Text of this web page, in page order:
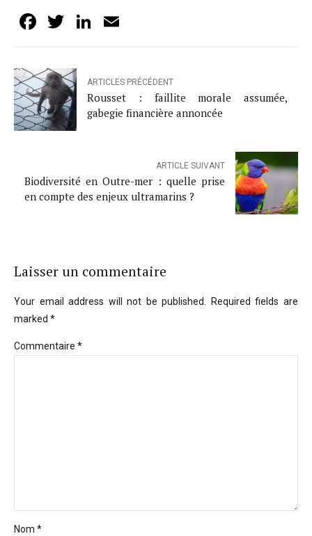
Facebook
TwitterLinkedIn
ARTICLES PRÉCÉDENT
Rousset : faillite morale assumée,
gabegie financière annoncée
ARTICLE SUIVANT
Biodiversité en Outre-mer : quelle prise
en compte des enjeux ultramarins ?
Laisser un commentaire
Your email address will not be published. Required fields are
marked *
Commentaire *
Nom *